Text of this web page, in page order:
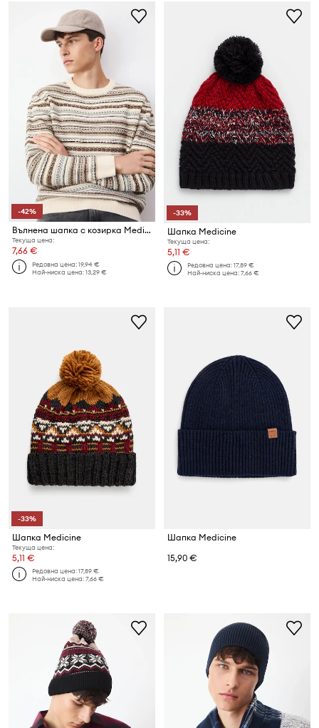
-42%
Вълнена шапка с козирка Medicine
Текуща цена:
7,66 €
Редовна цена:19,94 €
Най-ниска цена:13,29 €
-33%
Шапка Medicine
Текуща цена:
5,11 €
Редовна цена:17,89 €
Най-ниска цена:7,66 €
-33%
Шапка Medicine
Текуща цена:
5,11 €
Редовна цена:17,89 €
Най-ниска цена:7,66 €
Шапка Medicine
15,90 €